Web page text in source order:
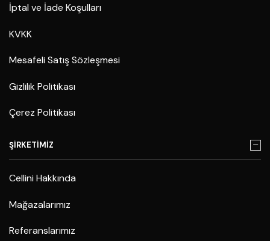
İptal ve İade Koşulları
KVKK
Mesafeli Satış Sözleşmesi
Gizlilik Politikası
Çerez Politikası
ŞİRKETİMİZ
Cellini Hakkında
Mağazalarımız
Referanslarımız